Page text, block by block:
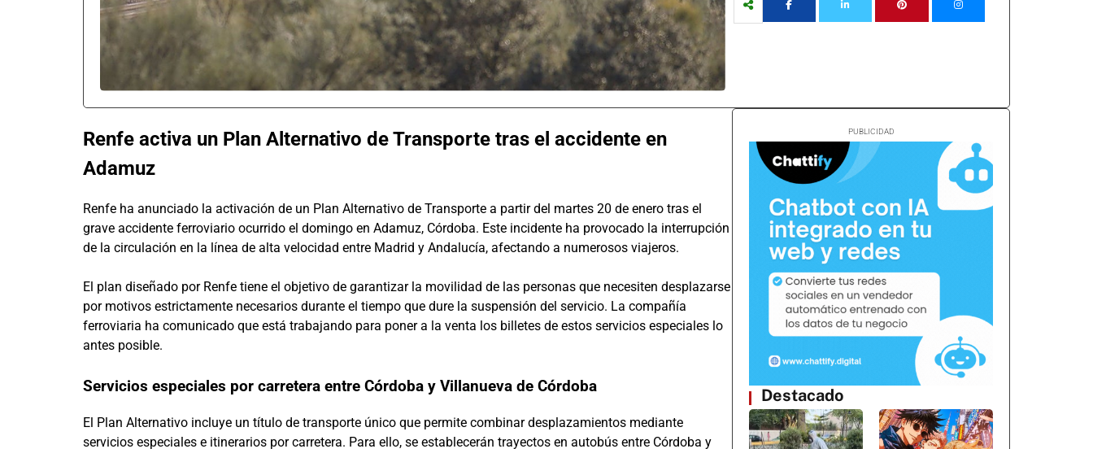
Renfe activa un Plan Alternativo de Transporte tras el accidente en
Adamuz
Renfe ha anunciado la activación de un Plan Alternativo de Transporte a partir del martes 20 de enero tras el
grave accidente ferroviario ocurrido el domingo en Adamuz, Córdoba. Este incidente ha provocado la interrupción
de la circulación en la línea de alta velocidad entre Madrid y Andalucía, afectando a numerosos viajeros.
El plan diseñado por Renfe tiene el objetivo de garantizar la movilidad de las personas que necesiten desplazarse
por motivos estrictamente necesarios durante el tiempo que dure la suspensión del servicio. La compañía
ferroviaria ha comunicado que está trabajando para poner a la venta los billetes de estos servicios especiales lo
antes posible.
Servicios especiales por carretera entre Córdoba y Villanueva de Córdoba
El Plan Alternativo incluye un título de transporte único que permite combinar desplazamientos mediante
servicios especiales e itinerarios por carretera. Para ello, se establecerán trayectos en autobús entre Córdoba y
Destacado